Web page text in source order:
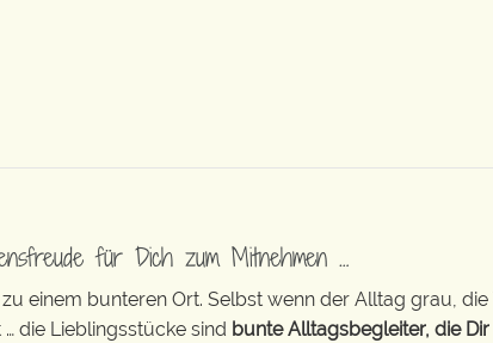
für Dich zum Mitnehmen …
einem bunteren Ort. Selbst wenn der Alltag grau,
die Lieblingsstücke sind bunte Alltagsbegleiter, die